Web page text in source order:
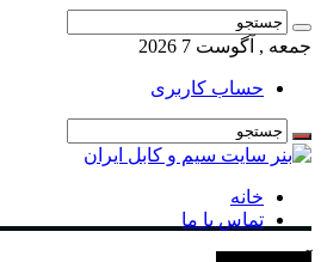
جمعه , آگوست 7 2026
حساب کاربری
خانه
تماس با ما